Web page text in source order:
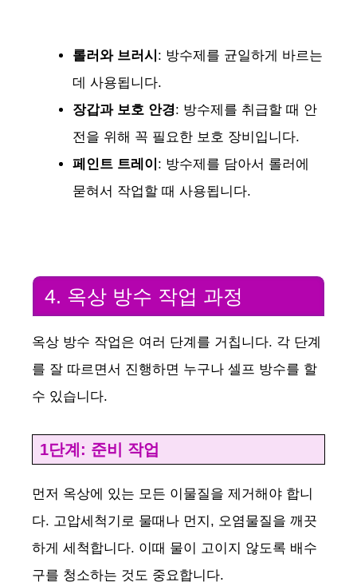
롤러와 브러시 : 방수제를 균일하게 바르는
데 사용됩니다.
장갑과 보호 안경: 방수제를 취급할 때 안
전을 위해 꼭 필요한 보호 장비입니다.
페인트 트레이 : 방수제를 담아서 롤러에
묻혀서 작업할 때 사용됩니다.
4. 옥상 방수 작업 과정
옥상 방수 작업은 여러 단계를 거칩니다. 각 단계
를 잘 따르면서 진행하면 누구나 셀프 방수를 할
수 있습니다.
1단계: 준비 작업
먼저 옥상에 있는 모든 이물질을 제거해야 합니
다. 고압세척기로 물때나 먼지, 오염물질을 깨끗
하게 세척합니다. 이때 물이 고이지 않도록 배수
구를 청소하는 것도 중요합니다.